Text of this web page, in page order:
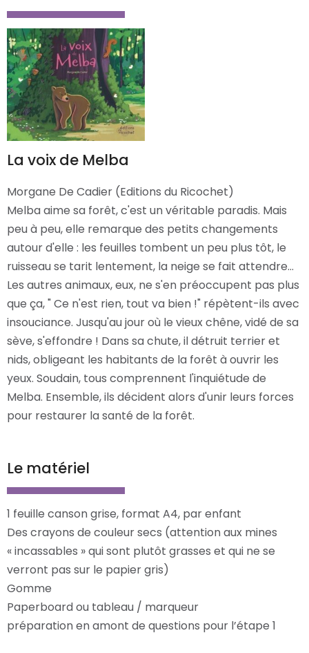
La voix de Melba
Morgane De Cadier (Editions du Ricochet)
Melba aime sa forêt, c'est un véritable paradis. Mais
peu à peu, elle remarque des petits changements
autour d'elle : les feuilles tombent un peu plus tôt, le
ruisseau se tarit lentement, la neige se fait attendre…
Les autres animaux, eux, ne s'en préoccupent pas plus
que ça, " Ce n'est rien, tout va bien !" répètent-ils avec
insouciance. Jusqu'au jour où le vieux chêne, vidé de sa
sève, s'effondre ! Dans sa chute, il détruit terrier et
nids, obligeant les habitants de la forêt à ouvrir les
yeux. Soudain, tous comprennent l'inquiétude de
Melba. Ensemble, ils décident alors d'unir leurs forces
pour restaurer la santé de la forêt.
Le matériel
1 feuille canson grise, format A4, par enfant
Des crayons de couleur secs (attention aux mines
« incassables » qui sont plutôt grasses et qui ne se
verront pas sur le papier gris)
Gomme
Paperboard ou tableau / marqueur
préparation en amont de questions pour l’étape 1